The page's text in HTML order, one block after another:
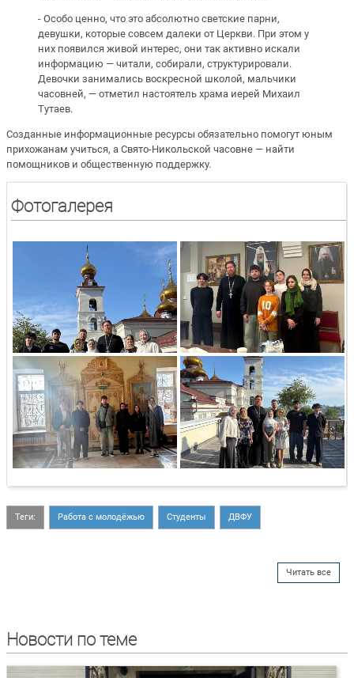
- Особо ценно, что это абсолютно светские парни,
девушки, которые совсем далеки от Церкви. При этом у
них появился живой интерес, они так активно искали
информацию — читали, собирали, структурировали.
Девочки занимались воскресной школой, мальчики
часовней, — отметил настоятель храма иерей Михаил
Тутаев.
Созданные информационные ресурсы обязательно помогут юным
прихожанам учиться, а Свято-Никольской часовне — найти
помощников и общественную поддержку.
Фотогалерея
Теги: Работа с молодёжью Студенты ДВФУ
Читать все
Новости по теме